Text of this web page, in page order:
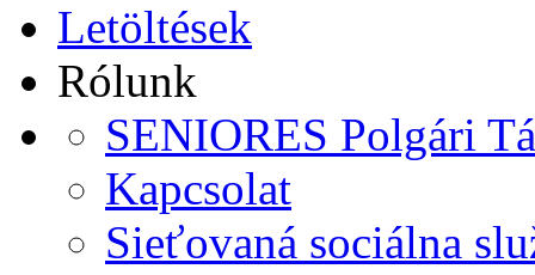
Letöltések
Rólunk
SENIORES Polgári
Kapcsolat
Sieťovaná sociálna